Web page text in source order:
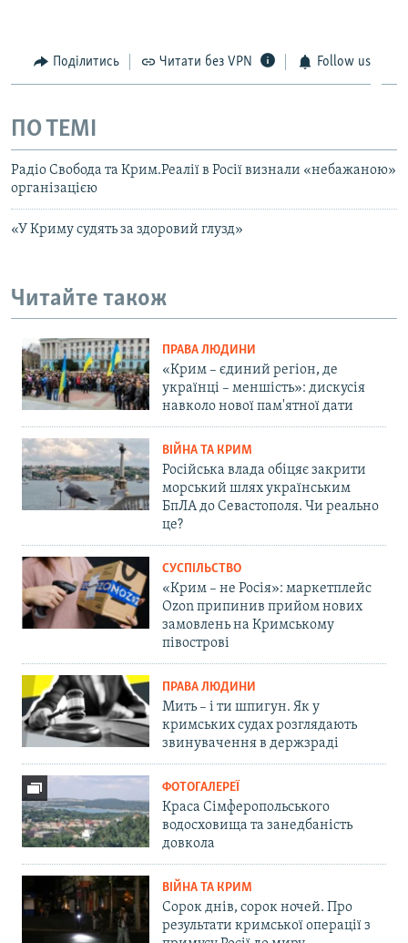
Поділитись Читати без VPN Follow us
ПО ТЕМІ
Радіо Свобода та Крим.Реалії в Росії визнали «небажаною»
організацією
«У Криму судять за здоровий глузд»
Читайте також
ПРАВА ЛЮДИНИ
«Крим – єдиний регіон, де
українці – меншість»: дискусія
навколо нової пам'ятної дати
ВІЙНА ТА КРИМ
Російська влада обіцяє закрити
морський шлях українським
БпЛА до Севастополя. Чи реально
це?
СУСПІЛЬСТВО
«Крим – не Росія»: маркетплейс
Ozon припинив прийом нових
замовлень на Кримському
півострові
ПРАВА ЛЮДИНИ
Мить – і ти шпигун. Як у
кримських судах розглядають
звинувачення в держзраді
ФОТОГАЛЕРЕЇ
Краса Сімферопольського
водосховища та занедбаність
довкола
ВІЙНА ТА КРИМ
Сорок днів, сорок ночей. Про
результати кримської операції з